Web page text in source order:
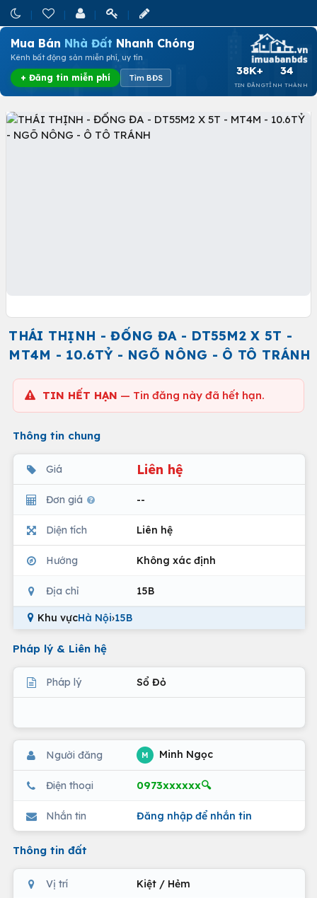
Mua Bán Nhà Đất Nhanh Chóng
Kênh bất động sản miễn phí, uy tín
+ Đăng tin miễn phí Tìm BĐS
38K+
TIN ĐĂNG
34
TỈNH THÀNH
THÁI THỊNH - ĐỐNG ĐA - DT55M2 X 5T -
MT4M - 10.6TỶ - NGÕ NÔNG - Ô TÔ TRÁNH
TIN HẾT HẠN — Tin đăng này đã hết hạn.
Thông tin chung
Giá Liên hệ
Đơn giá --
Diện tích Liên hệ
Hướng Không xác định
Địa chỉ 15B
Khu vựcHà Nội›15B
Pháp lý & Liên hệ
Pháp lý Sổ Đỏ
Người đăng M Minh Ngọc
Điện thoại 0973xxxxxx🔍
Nhắn tin Đăng nhập để nhắn tin
Thông tin đất
Vị trí Kiệt / Hẻm